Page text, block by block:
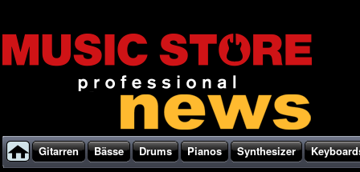
Gitarren Bässe Drums Pianos Synthesizer